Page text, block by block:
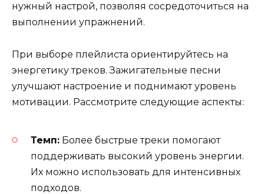
нужный настрой, позволяя сосредоточиться на
выполнении упражнений.
При выборе плейлиста ориентируйтесь на
энергетику треков. Зажигательные песни
улучшают настроение и поднимают уровень
мотивации. Рассмотрите следующие аспекты:
Темп: Более быстрые треки помогают
поддерживать высокий уровень энергии.
Их можно использовать для интенсивных
подходов.